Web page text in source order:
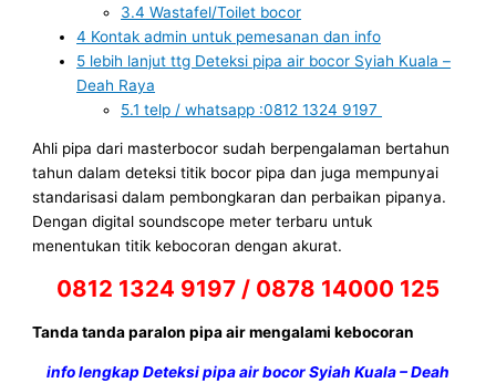
3.4 Wastafel/Toilet bocor
4 Kontak admin untuk pemesanan dan info
5 lebih lanjut ttg Deteksi pipa air bocor Syiah Kuala –
Deah Raya
5.1 telp / whatsapp :0812 1324 9197
Ahli pipa dari masterbocor sudah berpengalaman bertahun
tahun dalam deteksi titik bocor pipa dan juga mempunyai
standarisasi dalam pembongkaran dan perbaikan pipanya.
Dengan digital soundscope meter terbaru untuk
menentukan titik kebocoran dengan akurat.
0812 1324 9197 / 0878 14000 125
Tanda tanda paralon pipa air mengalami kebocoran
info lengkap Deteksi pipa air bocor Syiah Kuala – Deah